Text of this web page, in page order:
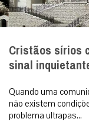
Cristãos sírios
sinal
Quando uma
não existem
problema ultrapas...